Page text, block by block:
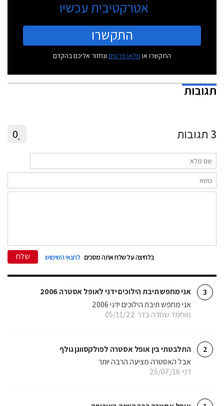
אטרקטיבית עכשיו
התקשרו
התקשרו או מלאו פרטים ונחזור אליכם בהקדם
תגובות
3 תגובות 0
בלחיצה על שלח אתה מסכים לתנאי השימוש שלח
3 אני מחפש תיבת הילוכים ידני לאופל אסטרה 2006
מוחמד שחדה בדר 05/11/22
אני מחפש תיבת הילוכים ידני 2006
2 התלבטתי בין אופל אסטרה לפולקסווגן גולף
דני 25/07/16
אבל האסטרה מציעה הרבה יותר